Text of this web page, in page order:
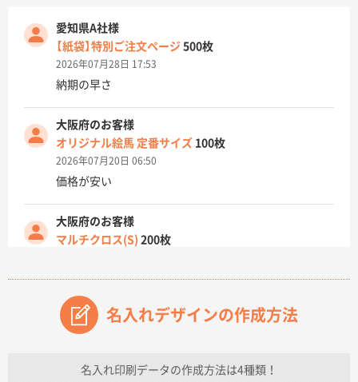
愛知県A社様
【紙袋】特別ご注文ページ 500枚
2026年07月28日 17:53
納期の早さ
大阪府のお客様
オリジナル絵馬 定番サイズ 100枚
2026年07月20日 06:50
価格が安い
大阪府のお客様
マルチクロス(S) 200枚
原稿データ流用が可能で価格が妥当なこと
兵庫県のお客様
チケットホルダー ダブルポケット
上記のとおりです。
名入れデザインの作成方法
名入れ印刷データの作成方法は4種類！